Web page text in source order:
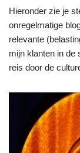
Hieronder zie je
onregelmatige
relevante
mijn klanten in de
reis door de